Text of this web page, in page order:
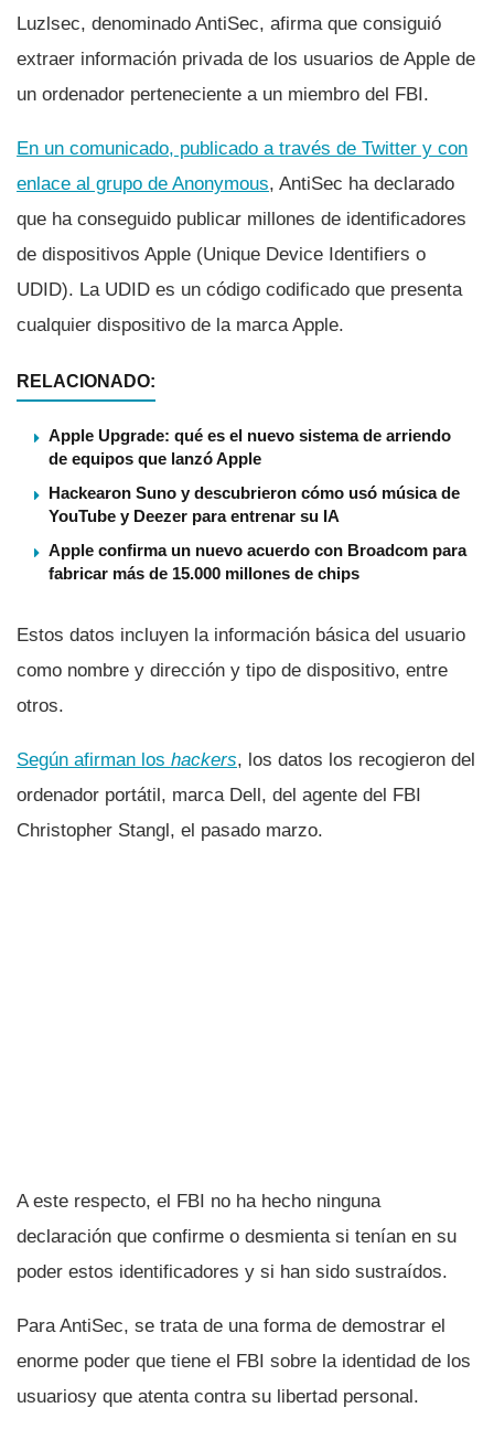
Luzlsec, denominado AntiSec, afirma que consiguió
extraer información privada de los usuarios de Apple de
un ordenador perteneciente a un miembro del FBI.
En un comunicado, publicado a través de Twitter y con
enlace al grupo de Anonymous, AntiSec ha declarado
que ha conseguido publicar millones de identificadores
de dispositivos Apple (Unique Device Identifiers o
UDID). La UDID es un código codificado que presenta
cualquier dispositivo de la marca Apple.
RELACIONADO:
Apple Upgrade: qué es el nuevo sistema de arriendo
de equipos que lanzó Apple
Hackearon Suno y descubrieron cómo usó música de
YouTube y Deezer para entrenar su IA
Apple confirma un nuevo acuerdo con Broadcom para
fabricar más de 15.000 millones de chips
Estos datos incluyen la información básica del usuario
como nombre y dirección y tipo de dispositivo, entre
otros.
Según afirman los hackers, los datos los recogieron del
ordenador portátil, marca Dell, del agente del FBI
Christopher Stangl, el pasado marzo.
A este respecto, el FBI no ha hecho ninguna
declaración que confirme o desmienta si tení­an en su
poder estos identificadores y si han sido sustraí­dos.
Para AntiSec, se trata de una forma de demostrar el
enorme poder que tiene el FBI sobre la identidad de los
usuariosy que atenta contra su libertad personal.